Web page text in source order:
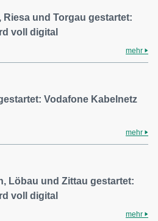
und Torgau gestartet:
voll digital
mehr
Vodafone Kabelnetz
mehr
Löbau und Zittau gestartet:
voll digital
mehr